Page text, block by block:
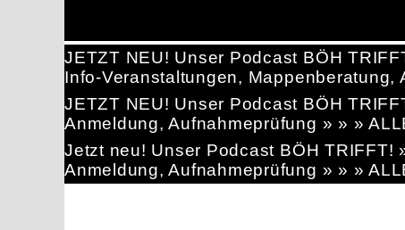
JETZT NEU! Unser Podcast BÖH
Info-Veranstaltungen, Mappenberatung,
JETZT NEU! Unser Podcast BÖH
Anmeldung, Aufnahmeprüfung » » »
Jetzt neu! Unser Podcast BÖH TRIFFT!
Anmeldung, Aufnahmeprüfung » » »